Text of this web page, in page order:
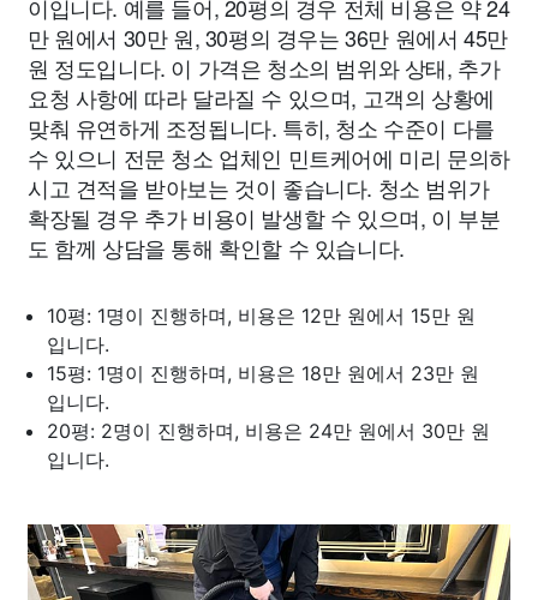
이입니다. 예를 들어, 20평의 경우 전체 비용은 약 24
만 원에서 30만 원, 30평의 경우는 36만 원에서 45만
원 정도입니다. 이 가격은 청소의 범위와 상태, 추가
요청 사항에 따라 달라질 수 있으며, 고객의 상황에
맞춰 유연하게 조정됩니다. 특히, 청소 수준이 다를
수 있으니 전문 청소 업체인 민트케어에 미리 문의하
시고 견적을 받아보는 것이 좋습니다. 청소 범위가
확장될 경우 추가 비용이 발생할 수 있으며, 이 부분
도 함께 상담을 통해 확인할 수 있습니다.
10평: 1명이 진행하며, 비용은 12만 원에서 15만 원
입니다.
15평: 1명이 진행하며, 비용은 18만 원에서 23만 원
입니다.
20평: 2명이 진행하며, 비용은 24만 원에서 30만 원
입니다.